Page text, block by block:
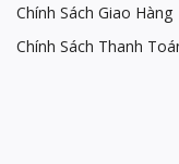
Chính Sách Giao Hàng
Chính Sách Thanh